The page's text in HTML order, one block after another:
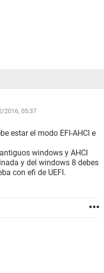
2016, 05:37
estar el modo EFI-AHCI e
windows y AHCI
y del windows 8 debes
con efi de UEFI.